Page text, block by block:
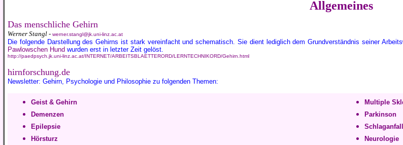
Allgemeines
Das menschliche Gehirn
Werner Stangl - werner.stangl@jk.uni-linz.ac.at
Die folgende Darstellung des Gehirns ist stark vereinfacht und schematisch. Sie dient lediglich dem Grundverständnis seiner
Pawlowschen Hund wurden erst in letzter Zeit gelöst.
http://paedpsych.jk.uni-linz.ac.at/INTERNET/ARBEITSBLAETTERORD/LERNTECHNIKORD/Gehirn.html
hirnforschung.de
Newsletter: Gehirn, Psychologie und Philosophie zu folgenden Themen:
Geist & Gehirn
Demenzen
Epilepsie
Hörsturz
Multiple
Parkinson
Schlaganfall
Neurologie